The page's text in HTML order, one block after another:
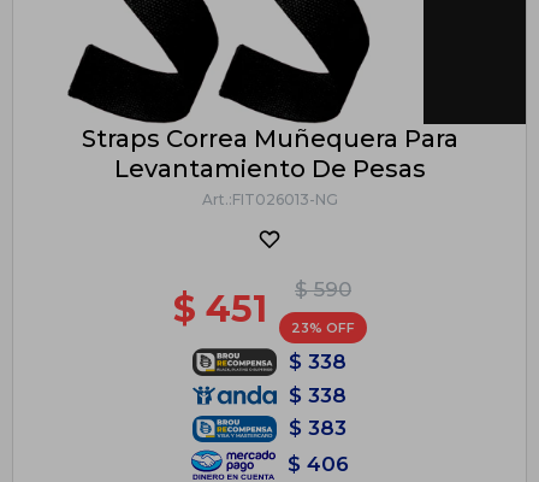
Straps Correa Muñequera Para
Levantamiento De Pesas
FIT026013-NG
$ 590
$ 451 23
$ 338
$ 338
$ 383
$ 406